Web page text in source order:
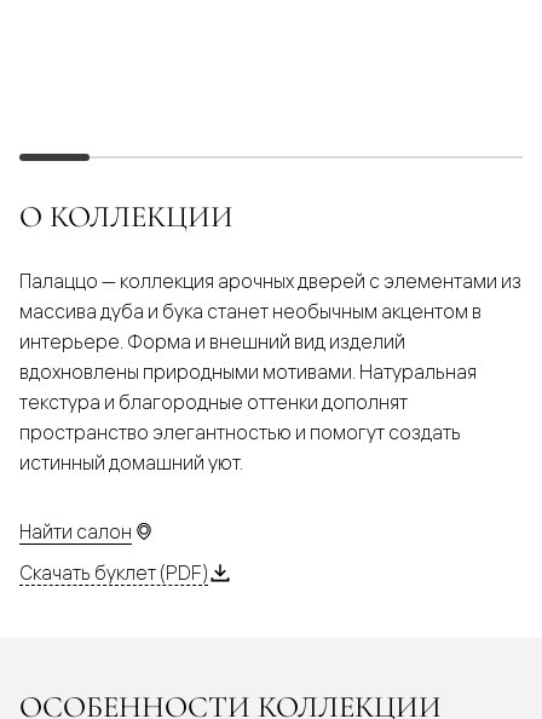
О КОЛЛЕКЦИИ
Палаццо — коллекция арочных дверей с элементами из
массива дуба и бука станет необычным акцентом в
интерьере. Форма и внешний вид изделий
вдохновлены природными мотивами. Натуральная
текстура и благородные оттенки дополнят
пространство элегантностью и помогут создать
истинный домашний уют.
Найти салон
Скачать буклет (PDF)
ОСОБЕННОСТИ КОЛЛЕКЦИИ